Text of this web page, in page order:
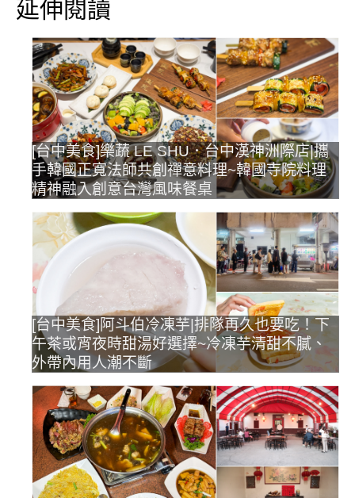
延伸閱讀
[台中美食]樂蔬 LE SHU．台中漢神洲際店|攜
手韓國正寬法師共創禪意料理~韓國寺院料理
精神融入創意台灣風味餐桌
[台中美食]阿斗伯冷凍芋|排隊再久也要吃！下
午茶或宵夜時甜湯好選擇~冷凍芋清甜不膩、
外帶內用人潮不斷